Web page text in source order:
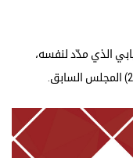
الذي مدّد لنفسه،